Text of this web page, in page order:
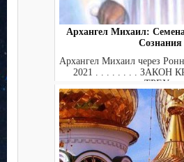
Архангел Михаил:
Сознания
Архангел Михаил через
2021 . . . . . . . . ЗАКОН
ТРЕУ...